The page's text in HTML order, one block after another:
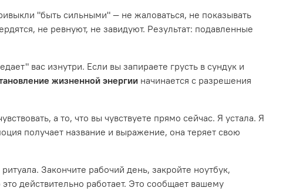
"быть сильными" — не жаловаться, не показывать
не ревнуют, не завидуют. Результат: подавленные
вас изнутри. Если вы запираете грусть в сундук и
жизненной энергии начинается с разрешения
а то, что вы чувствуете прямо сейчас. Я устала. Я
получает название и выражение, она теряет свою
Закончите рабочий день, закройте ноутбук,
действительно работает. Это сообщает вашему